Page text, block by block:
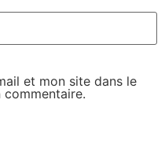
et mon site dans le